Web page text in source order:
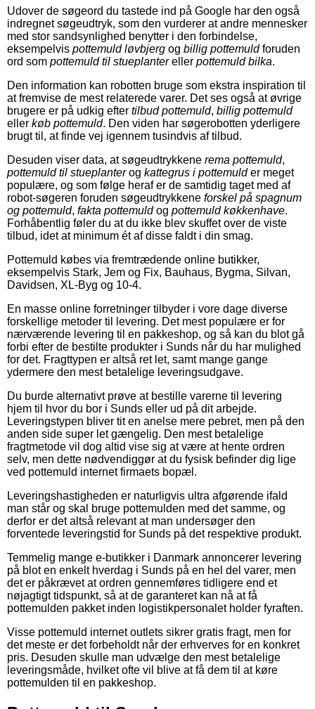
Udover de søgeord du tastede ind på Google har den også
indregnet søgeudtryk, som den vurderer at andre mennesker
med stor sandsynlighed benytter i den forbindelse,
eksempelvis pottemuld løvbjerg og billig pottemuldforuden
ord som pottemuld til stueplantereller pottemuld bilka.
Den information kan robotten bruge som ekstra inspiration til
at fremvise de mest relaterede varer. Det ses også at øvrige
brugere er på udkig efter tilbud pottemuld, billig pottemuld
eller køb pottemuld. Den viden har søgerobotten yderligere
brugt til, at finde vej igennem tusindvis af tilbud.
Desuden viser data, at søgeudtrykkene rema pottemuld,
pottemuld til stueplanterog kattegrus i pottemulder meget
populære, og som følge heraf er de samtidig taget med af
robot-søgeren foruden søgeudtrykkene forskel på spagnum
og pottemuld, fakta pottemuldog pottemuld køkkenhave.
Forhåbentlig føler du at du ikke blev skuffet over de viste
tilbud, idet at minimum ét af disse faldt i din smag.
Pottemuld købes via fremtrædende online butikker,
eksempelvis Stark, Jem og Fix, Bauhaus, Bygma, Silvan,
Davidsen, XL-Byg og 10-4.
En masse online forretninger tilbyder i vore dage diverse
forskellige metoder til levering. Det mest populære er for
nærværende levering til en pakkeshop, og så kan du blot gå
forbi efter de bestilte produkter i Sunds når du har mulighed
for det. Fragttypen er altså ret let, samt mange gange
ydermere den mest betalelige leveringsudgave.
Du burde alternativt prøve at bestille varerne til levering
hjem til hvor du bor i Sunds eller ud på dit arbejde.
Leveringstypen bliver tit en anelse mere pebret, men på den
anden side super let gængelig. Den mest betalelige
fragtmetode vil dog altid vise sig at være at hente ordren
selv, men dette nødvendiggør at du fysisk befinder dig lige
ved pottemuld internet firmaets bopæl.
Leveringshastigheden er naturligvis ultra afgørende ifald
man står og skal bruge pottemulden med det samme, og
derfor er det altså relevant at man undersøger den
forventede leveringstid for Sunds på det respektive produkt.
Temmelig mange e-butikker i Danmark annoncerer levering
på blot en enkelt hverdag i Sunds på en hel del varer, men
det er påkrævet at ordren gennemføres tidligere end et
nøjagtigt tidspunkt, så at de garanteret kan nå at få
pottemulden pakket inden logistikpersonalet holder fyraften.
Visse pottemuld internet outlets sikrer gratis fragt, men for
det meste er det forbeholdt når der erhverves for en konkret
pris. Desuden skulle man udvælge den mest betalelige
leveringsmåde, hvilket ofte vil blive at få dem til at køre
pottemulden til en pakkeshop.